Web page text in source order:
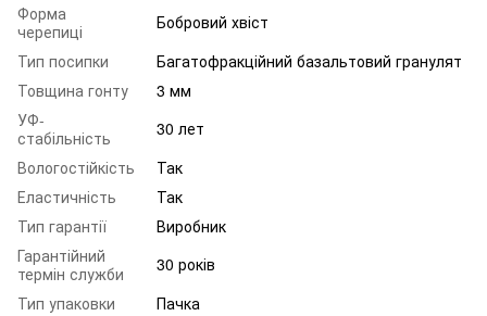
Форма
черепиці
Бобровий хвіст
Тип посипки
Багатофракційний базальтовий гранулят
Товщина гонту
3 мм
УФ-
стабільність
30 лет
Вологостійкість
Так
Еластичність
Так
Тип гарантії
Виробник
Гарантійний
термін служби
30 років
Тип упаковки
Пачка